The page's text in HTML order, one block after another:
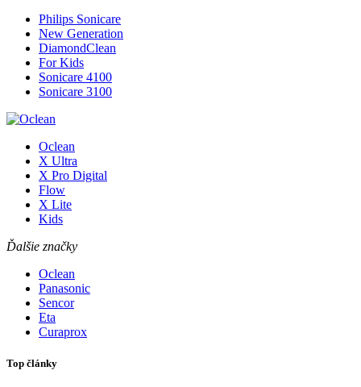
Philips Sonicare
New Generation
DiamondClean
For Kids
Sonicare 4100
Sonicare 3100
Oclean
X Ultra
X Pro Digital
Flow
X Lite
Kids
Ďalšie značky
Oclean
Panasonic
Sencor
Eta
Curaprox
Top články